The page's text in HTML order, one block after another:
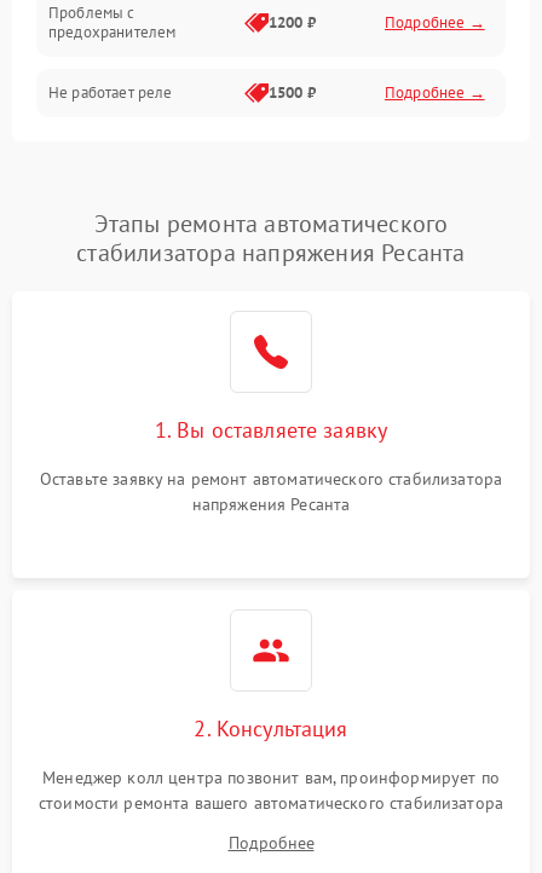
Проблемы с
предохранителем
1200 ₽ Подробнее →
Не работает реле 1500 ₽ Подробнее →
Не срабатывает защита от
перегрузки
Подробнее →
1500 ₽
полном диапазоне
1600 ₽
Этапы ремонта автоматического
стабилизатора напряжения Ресанта
1. Вы оставляете заявку
Оставьте заявку на ремонт автоматического стабилизатора
напряжения Ресанта
2. Консультация
Менеджер колл центра позвонит вам, проинформирует по
стоимости ремонта вашего автоматического стабилизатора
Подробнее